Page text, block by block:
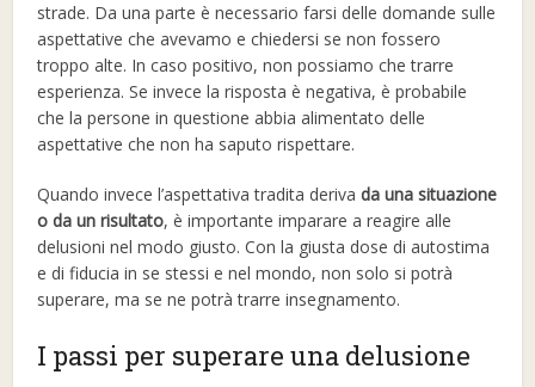
strade. Da una parte è necessario farsi delle domande sulle
aspettative che avevamo e chiedersi se non fossero
troppo alte. In caso positivo, non possiamo che trarre
esperienza. Se invece la risposta è negativa, è probabile
che la persone in questione abbia alimentato delle
aspettative che non ha saputo rispettare.
Quando invece l’aspettativa tradita derivada una situazione
o da un risultato, è importante imparare a reagire alle
delusioni nel modo giusto. Con la giusta dose di autostima
e di fiducia in se stessi e nel mondo, non solo si potrà
superare, ma se ne potrà trarre insegnamento.
I passi per superare una delusione